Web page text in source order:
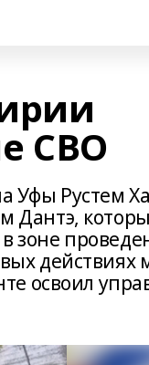
СВО
Уфы Рустем
Дантэ,
зоне
действиях
освоил